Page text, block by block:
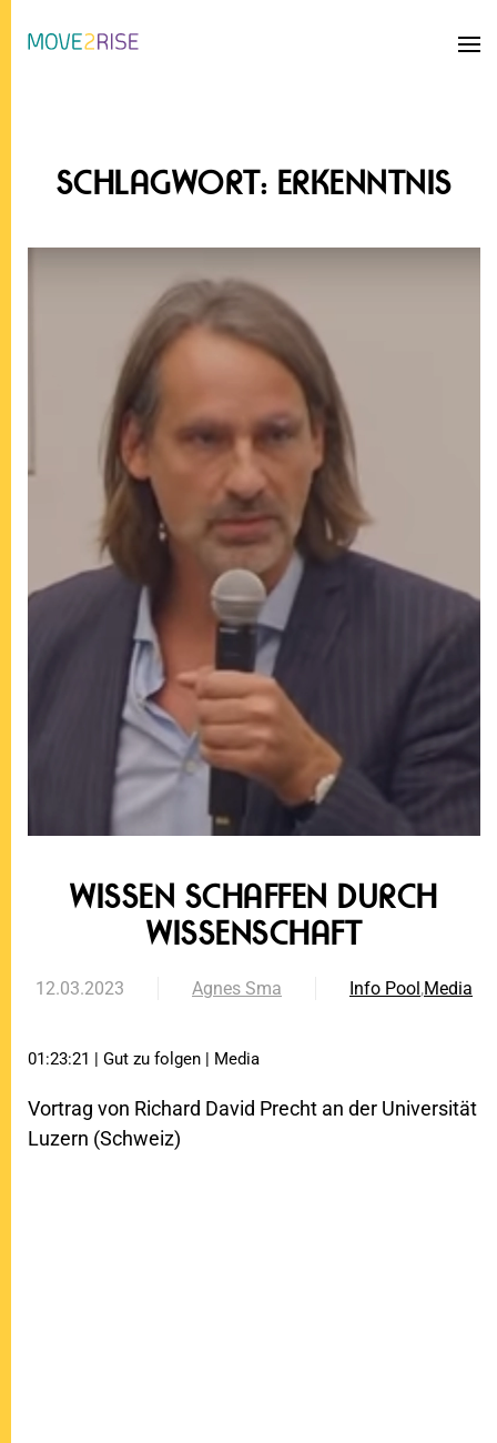
SCHLAGWORT: ERKENNTNIS
WISSEN SCHAFFEN DURCH
WISSENSCHAFT
12.03.2023 Agnes Sma Info Pool,Media
01:23:21 | Gut zu folgen | Media
Vortrag von Richard David Precht an der Universität
Luzern (Schweiz)